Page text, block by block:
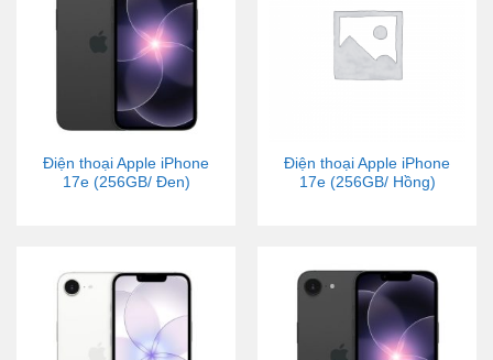
Điện thoại Apple iPhone
17e (256GB/ Đen)
Điện thoại Apple iPhone
17e (256GB/ Hồng)